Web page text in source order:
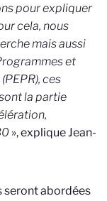
pour expliquer
cela, nous
mais aussi
et
ces
la partie
», explique Jean-
seront abordées